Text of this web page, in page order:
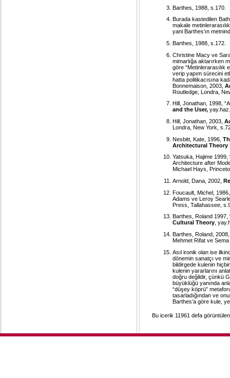
Barthes, 1988, s.170.
Burada kastedilen
makale
yani Barthes’ın
Barthes, 1988, s.172.
Christine Macy ve
mimarlığa aktarırken
göre “Metinlerarasılık
verip yapım sürecini
hatta politikacısına
Bonnemaison, 2003,
Routledge, Londra,
Hill, Jonathan, 1998,
and the User,
Hill, Jonathan, 2003,
Londra, New York,
Nesbitt, Kate, 1996,
Architectural Theory
Yatsuka, Hajime
Architecture after
Michael Hays,
Arnold, Dana, 2002,
Foucault, Michel,
Adams ve Leroy
Press, Tallahassee,
Barthes, Roland
Cultural Theory ,
Barthes, Roland,
Mehmet Rifat ve Sema
Asıl ironik olan ise
dönemin sanatçı ve
bildirgede kulenin hiçbir
kulenin yararlarını
doğru değildir, çünkü
büyüklüğü yanında
“düşey köprü”
tasarladığından ve
Barthes’a göre kule,
Bu icerik 11961 defa